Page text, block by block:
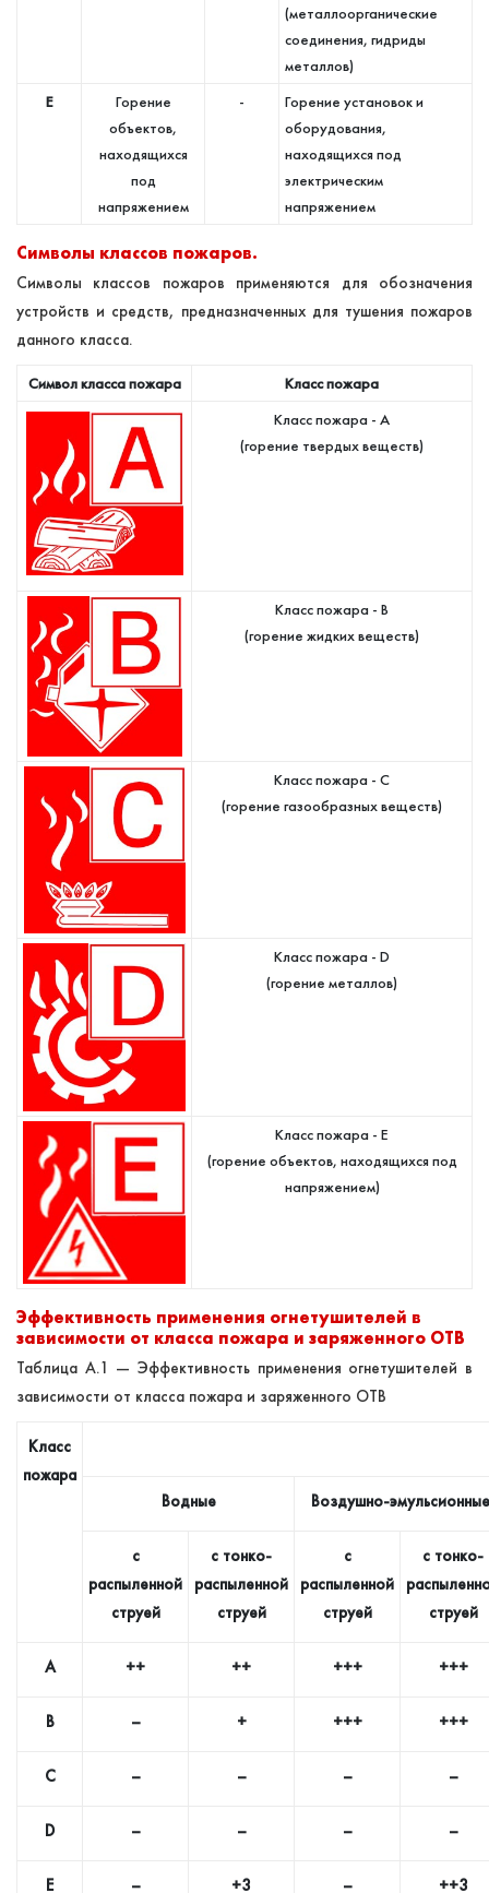
(металлоорганические
соединения, гидриды
металлов)
E
Горение
объектов,
находящихся
под
напряжением
-
Горение установок и
оборудования,
находящихся под
электрическим
напряжением
Символы классов пожаров.
Символы классов пожаров применяются для обозначения
устройств и средств, предназначенных для тушения пожаров
данного класса.
Символ класса пожара
Класс пожара
Класс пожара - A
(горение твердых веществ)
Класс пожара - B
(горение жидких веществ)
Класс пожара - C
(горение газообразных веществ)
Класс пожара - D
(горение металлов)
Класс пожара - E
(горение объектов, находящихся под
напряжением)
Эффективность применения огнетушителей в
зависимости от класса пожара и заряженного ОТВ
Таблица А.1 — Эффективность применения огнетушителей в
зависимости от класса пожара и заряженного ОТВ
Класс
пожара
Водные
Воздушно-эмульсионные
с
распыленной
струей
с тонко-
распыленной
струей
с
распыленной
струей
с тонко-
струей
А ++ ++ +++ +++
В – + +++ +++
С – – – –
D – – – –
E – +3 – ++3